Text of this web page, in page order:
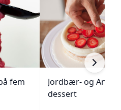
fem
Jordbær- og Angel
dessert